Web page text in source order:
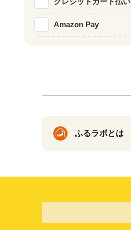
Amazon Pay
ふるラボとは